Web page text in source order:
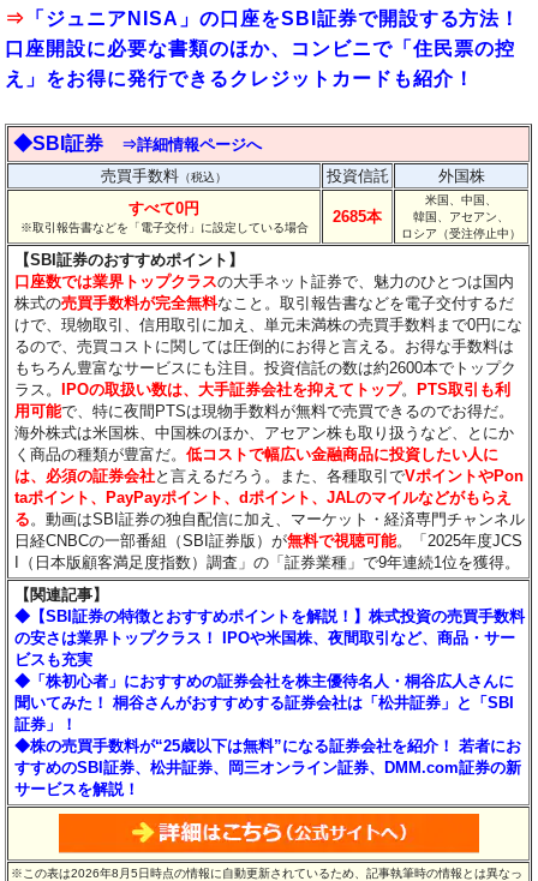
⇒ 「ジュニアNISA」の口座をSBI証券で開設する方法！
口座開設に必要な書類のほか、コンビニで「住民票の控
え」をお得に発行できるクレジットカードも紹介！
◆SBI証券
⇒詳細情報ページへ
売買手数料 （税込） 投資信託
外国株
すべて0円
※取引報告書などを「電子交付」に設定している場合
2685本
米国、中国、
韓国、アセアン、
ロシア（受注停止中）
【SBI証券のおすすめポイント】
口座数では業界トップクラスの大手ネット証券で、魅力のひとつは国内
株式の売買手数料が完全無料なこと。取引報告書などを電子交付するだ
けで、現物取引、信用取引に加え、単元未満株の売買手数料まで0円にな
るので、売買コストに関しては圧倒的にお得と言える。お得な手数料は
もちろん豊富なサービスにも注目。投資信託の数は約2600本でトップク
ラス。IPOの取扱い数は、大手証券会社を抑えてトップ。PTS取引も利
用可能で、特に夜間PTSは現物手数料が無料で売買できるのでお得だ。
海外株式は米国株、中国株のほか、アセアン株も取り扱うなど、とにか
く商品の種類が豊富だ。低コストで幅広い金融商品に投資したい人に
は、必須の証券会社と言えるだろう。また、各種取引でVポイントやPon
taポイント、PayPayポイント、dポイント、JALのマイルなどがもらえ
る 。動画はSBI証券の独自配信に加え、マーケット・経済専門チャンネル
日経CNBCの一部番組（SBI証券版）が無料で視聴可能。「2025年度JCS
I（日本版顧客満足度指数）調査」の「証券業種」で9年連続1位を獲得。
【関連記事】
◆【SBI証券の特徴とおすすめポイントを解説！】株式投資の売買手数料
の安さは業界トップクラス！ IPOや米国株、夜間取引など、商品・サー
ビスも充実
◆「株初心者」におすすめの証券会社を株主優待名人・桐谷広人さんに
聞いてみた！ 桐谷さんがおすすめする証券会社は「松井証券」と「SBI
証券」！
◆株の売買手数料が“25歳以下は無料”になる証券会社を紹介！ 若者にお
すすめのSBI証券、松井証券、岡三オンライン証券、DMM.com証券の新
サービスを解説！
※この表は2026年8月5日時点の情報に自動更新されているため、記事執筆時の情報とは異なっ